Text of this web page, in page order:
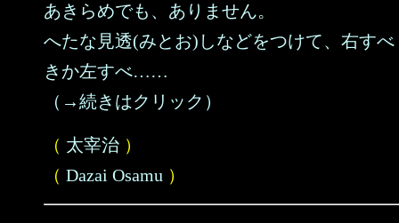
あきらめでも、ありません。
へたな見透(みとお)しなどをつけて、右すべ
きか左すべ……
（→続きはクリック）
（ 太宰治 ）
（ Dazai Osamu ）